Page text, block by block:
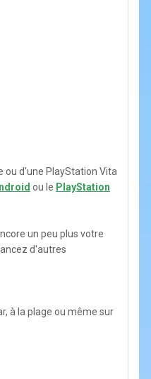
ou d'une PlayStation Vita
ou le PlayStation
un peu plus votre
d'autres
à la plage ou même sur